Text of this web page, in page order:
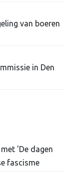
van boeren
in Den
'De dagen
fascisme